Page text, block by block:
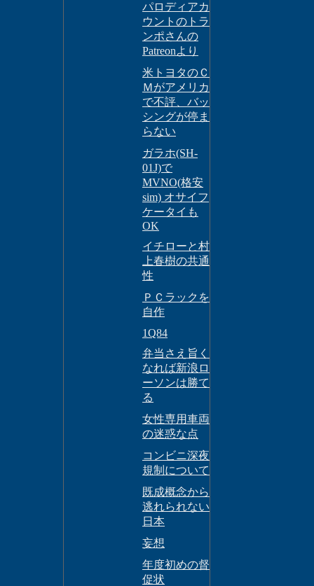
パロディアカ
ウントのトラ
ンポさんの
Patreonより
米トヨタのＣ
Ｍがアメリカ
で不評、バッ
シングが停ま
らない
ガラホ(SH-
01J)で
MVNO(格安
sim) オサイフ
ケータイも
OK
イチローと村
上春樹の共通
性
ＰＣラックを
自作
1Q84
弁当さえ旨く
なれば新浪ロ
ーソンは勝て
る
女性専用車両
の迷惑な点
コンビニ深夜
規制について
既成概念から
逃れられない
日本
妄想
年度初めの督
促状